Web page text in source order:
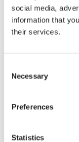
social media,
information that
their services.
Selection
Necessary
Preferences
Statistics